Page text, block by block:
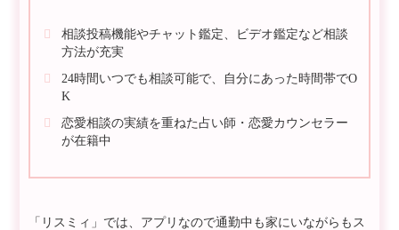
相談投稿機能やチャット鑑定、ビデオ鑑定など相談
方法が充実
24時間いつでも相談可能で、自分にあった時間帯でO
K
恋愛相談の実績を重ねた占い師・恋愛カウンセラー
が在籍中
「リスミィ」では、アプリなので通勤中も家にいながらもス